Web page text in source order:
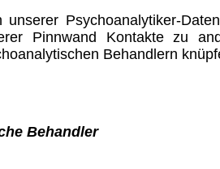
Psychoanalytiker-
Pinnwand Kontakte zu
Behandlern
Behandler